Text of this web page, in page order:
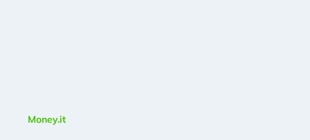
Money.it